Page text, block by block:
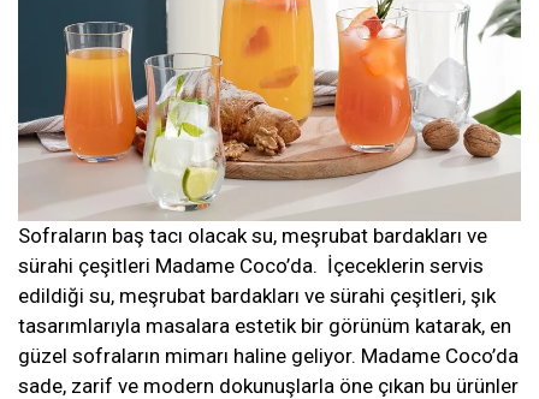
Sofraların baş tacı olacak su, meşrubat bardakları ve
sürahi çeşitleri Madame Coco’da. İçeceklerin servis
edildiği su, meşrubat bardakları ve sürahi çeşitleri, şık
tasarımlarıyla masalara estetik bir görünüm katarak, en
güzel sofraların mimarı haline geliyor. Madame Coco’da
sade, zarif ve modern dokunuşlarla öne çıkan bu ürünler